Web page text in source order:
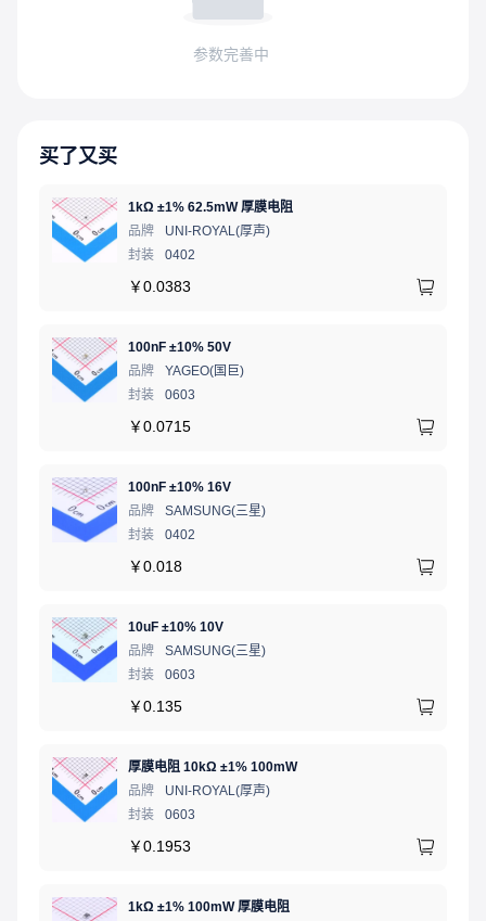
参数完善中
买了又买
1kΩ ±1% 62.5mW 厚膜电阻
品牌
UNI-ROYAL(厚声)
封装
0402
￥0.0383
100nF ±10% 50V
品牌
YAGEO(国巨)
封装
0603
￥0.0715
100nF ±10% 16V
品牌
SAMSUNG(三星)
封装
0402
￥0.018
10uF ±10% 10V
品牌
SAMSUNG(三星)
封装
0603
￥0.135
厚膜电阻 10kΩ ±1% 100mW
品牌
UNI-ROYAL(厚声)
封装
0603
￥0.1953
1kΩ ±1% 100mW 厚膜电阻